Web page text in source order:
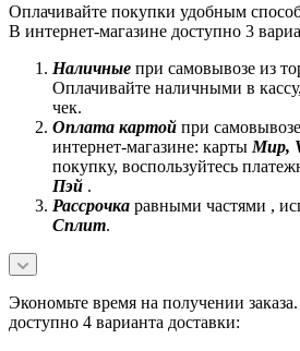
Оплачивайте покупки удобным
В интернет-магазине доступно 3
Наличные при самовывозе из
Оплачивайте наличными в
чек.
Оплата картой при
интернет-магазине: карты Mир,
покупку, воспользуйтесь
Пэй .
Рассрочка равными частями ,
Сплит.
Экономьте время на получении
доступно 4 варианта доставки: